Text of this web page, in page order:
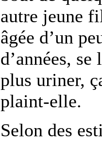
autre jeune
âgée d’un
d’années,
plus uriner,
plaint-elle.
Selon des